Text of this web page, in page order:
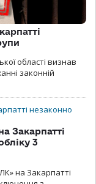
області визнав
законній
Закарпатті
3
на Закарпатті